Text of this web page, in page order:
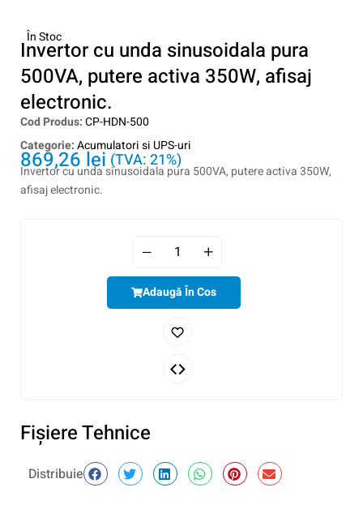
În Stoc
Invertor cu unda sinusoidala pura
500VA, putere activa 350W, afisaj
electronic.
Cod Produs:CP-HDN-500
Categorie:Acumulatori si UPS-uri
869,26 lei (TVA: 21%)
Invertor cu unda sinusoidala pura 500VA, putere activa 350W,
afisaj electronic.
Adaugă În Cos
Fişiere Tehnice
Distribuie